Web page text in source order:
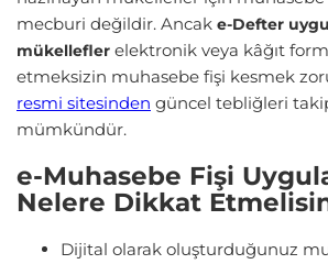
mecburi değildir. Ancak e-Defter
mükellefler elektronik veya kâğıt
etmeksizin muhasebe fişi kesmek
resmi sitesinden güncel tebliğleri
mümkündür.
e-Muhasebe Fişi
Nelere Dikkat
Dijital olarak oluşturduğunuz